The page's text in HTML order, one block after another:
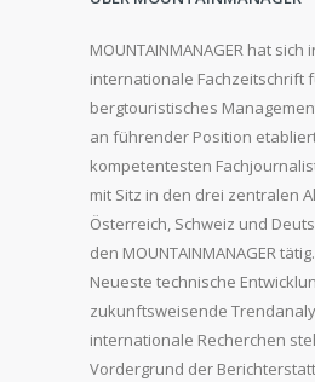
MOUNTAINMANAGER hat sich
internationale Fachzeitschrift
bergtouristisches
an führender Position
kompetentesten
mit Sitz in den drei zentralen
Österreich, Schweiz und
den MOUNTAINMANAGER tätig.
Neueste technische
zukunftsweisende
internationale Recherchen
Vordergrund der